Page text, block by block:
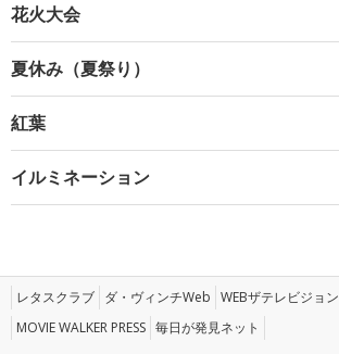
花火大会
夏休み（夏祭り）
紅葉
イルミネーション
レタスクラブ ダ・ヴィンチWeb WEBザテレビジョン
MOVIE WALKER PRESS 毎日が発見ネット